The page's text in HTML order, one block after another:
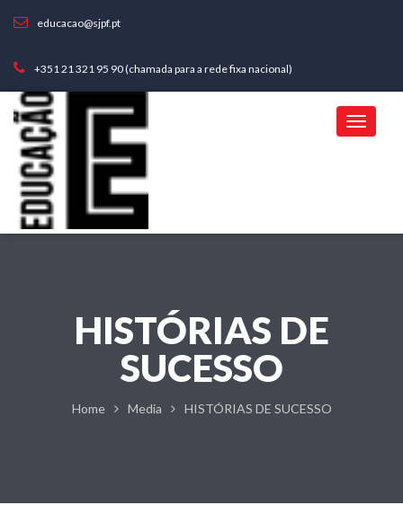
educacao@sjpf.pt
+351 21 321 95 90 (chamada para a rede fixa nacional)
HISTÓRIAS DE
SUCESSO
Home Media HISTÓRIAS DE SUCESSO